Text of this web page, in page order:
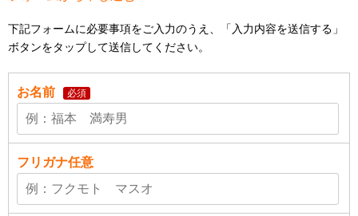
下記フォームに必要事項をご入力のうえ、「入力内容を送信する」
ボタンをタップして送信してください。
お名前 必須
フリガナ任意